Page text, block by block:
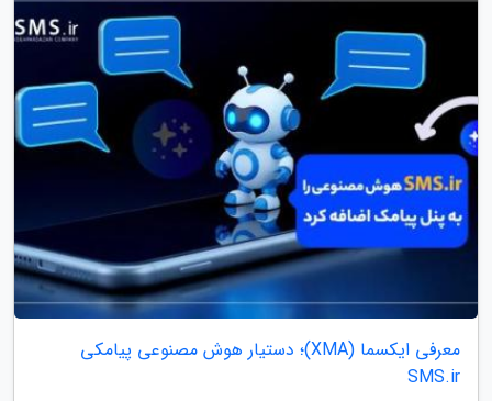
معرفی ایکسما (XMA)؛ دستیار هوش مصنوعی پیامکی
SMS.ir